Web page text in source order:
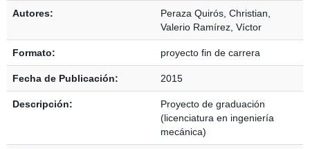
Autores: Peraza Quirós, Christian
Valerio Ramírez, Víctor
Formato: proyecto fin de carrera
Fecha de Publicación: 2015
Descripción:
Proyecto de graduación
(licenciatura en ingeniería
mecánica)